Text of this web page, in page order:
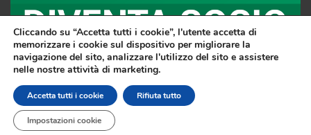
F
a
Li
n
Y
o
Copyright © All rights reserved. | Sito sviluppato da
Cliccando su “Accetta tutti i cookie”, l'utente accetta di
memorizzare i cookie sul dispositivo per migliorare la
navigazione del sito, analizzare l'utilizzo del sito e assistere
nelle nostre attività di marketing.
Accetta tutti i cookie Rifiuta tutto
Impostazioni cookie